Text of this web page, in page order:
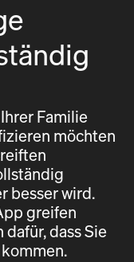
Familie
möchten
besser wird.
greifen
dass Sie